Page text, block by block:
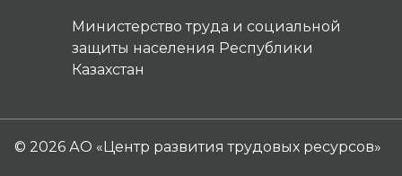
Министерство труда и социальной
защиты населения Республики
Казахстан
© 2026 АО «Центр развития трудовых ресурсов»